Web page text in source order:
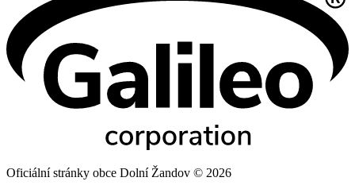
Oficiální stránky obce Dolní Žandov © 2026